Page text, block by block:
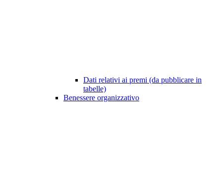
Dati relativi ai premi (da pubblicare in
tabelle)
Benessere organizzativo